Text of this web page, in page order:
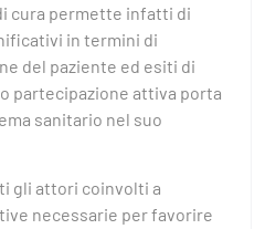
cura permette infatti di
in termini di
del paziente ed esiti di
partecipazione attiva porta
sanitario nel suo
gli attori coinvolti a
necessarie per favorire